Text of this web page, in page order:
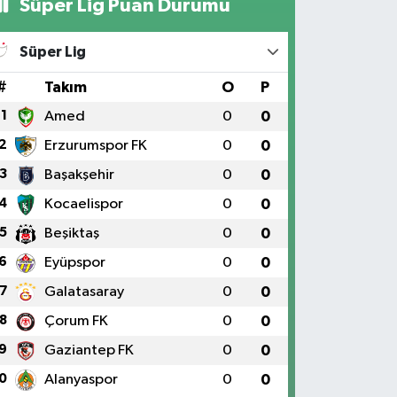
Süper Lig Puan Durumu
Süper Lig
Takım O P
1 Amed 0 0
Erzurumspor FK 0 0
3 Başakşehir 0 0
Kocaelispor 0 0
5 Beşiktaş 0 0
Eyüpspor 0 0
7 Galatasaray 0 0
8 Çorum FK 0 0
Gaziantep FK 0 0
Alanyaspor 0 0